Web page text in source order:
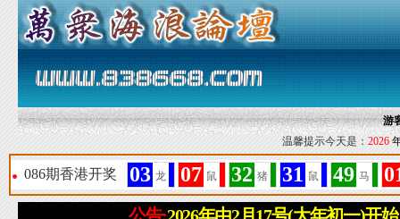
游
温馨提示今天是： 2026